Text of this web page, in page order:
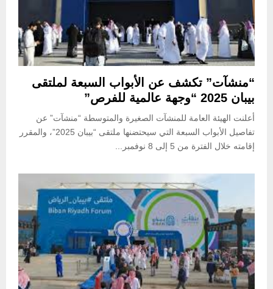
“منشآت” تكشف عن الأبواب السبعة لملتقى
بيبان 2025 “وجهة عالمية للفرص”
أعلنت الهيئة العامة للمنشآت الصغيرة والمتوسطة “منشآت” عن
تفاصيل الأبواب السبعة التي سيحتضنها ملتقى “بيبان 2025”، والمقرر
إقامته خلال الفترة من 5 إلى 8 نوفمبر...